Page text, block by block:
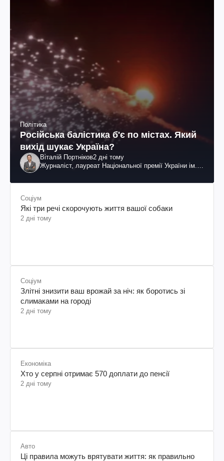
Політика
Російська балістика б'є по містах. Який
вихід шукає Україна?
Віталій Портніков2 дні тому
Журналіст, лауреат Національної премії України ім.
Соціум
Які три речі скорочують життя вашої собаки
2 дні тому
Соціум
Злітні знизити ваш врожай за ніч: як боротись зі
слимаками на городі
2 дні тому
Економіка
Хто у серпні отримає 570 доплати до пенсії
2 дні тому
Авто
Ці правила можуть врятувати життя: як правильно